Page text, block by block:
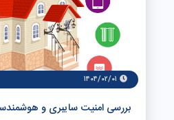
نفوذ کرده و به سرقت داده‌ها،
بپردازند. همین ویژگی، مقابله با
بزرگ برای متخصصان امنیتی تبدیل
حوزه تبدیل
۱۴۰۴/۰۲/۰۱
بررسی امنیت سایبری و